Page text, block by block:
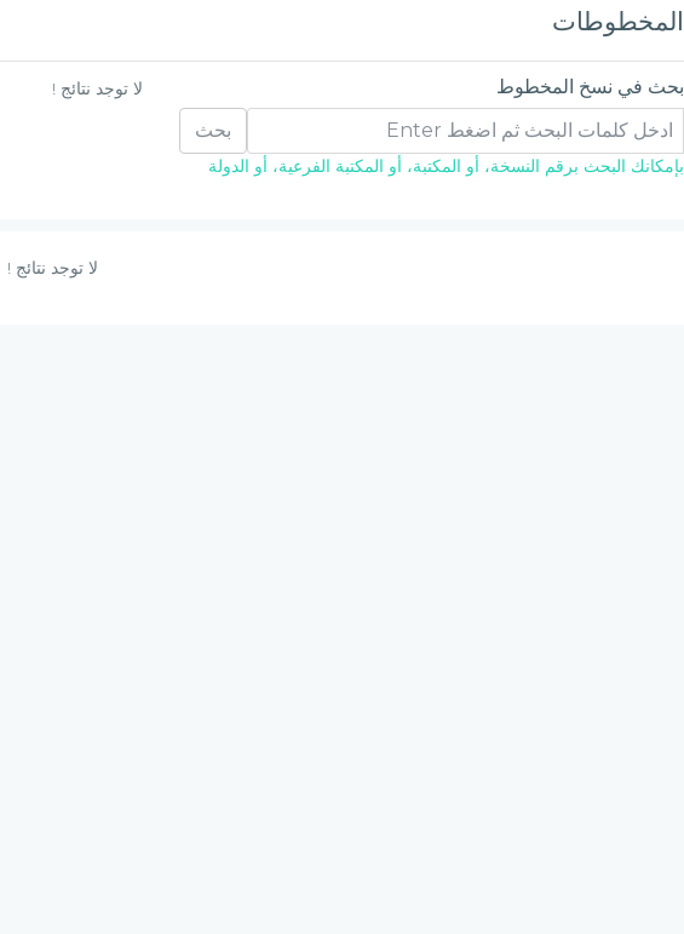
المخطوطات
بحث في نسخ المخطوط
بحث
بإمكانك البحث برقم النسخة، أو المكتبة، أو المكتبة الفرعية، أو الدولة
لا توجد نتائج !
لا توجد نتائج !